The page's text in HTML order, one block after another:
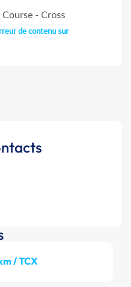
- Cross
de contenu sur
/ TCX